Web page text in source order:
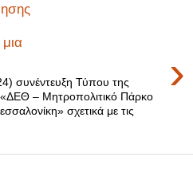
›
συνέντευξη Τύπου της
– Μητροπολιτικό Πάρκο
σχετικά με τις